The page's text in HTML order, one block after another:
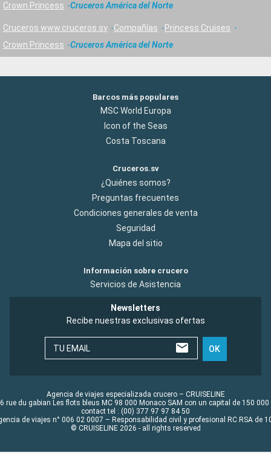
Crown Princess
Cruceros América del Norte
Cruceros www.cruceros.sv Compañías
Princess Cruises
Crown Princess
Cruceros América del Norte
Barcos más populares
MSC World Europa
Icon of the Seas
Costa Toscana
Cruceros.sv
¿Quiénes somos?
Preguntas frecuentes
Condiciones generales de venta
Seguridad
Mapa del sitio
Información sobre crucero
Servicios de Asistencia
Newsletters
Recibe nuestras exclusivas ofertas
TU EMAIL OK
Agencia de viajes especializada crucero – CRUISELINE
rue du gabian Les flots bleus MC 98 000 Monaco SAM con un capital de 150 000
contact tel : (00) 377 97 97 84 50
de viajes n° 006 02 0007 – Responsabilidad civil y profesional RC RSA de
© CRUISELINE 2026 - all rights reserved